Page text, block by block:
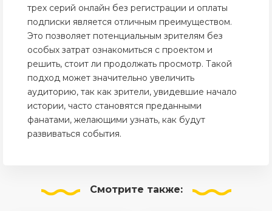
трех серий онлайн без регистрации и оплаты
подписки является отличным преимуществом.
Это позволяет потенциальным зрителям без
особых затрат ознакомиться с проектом и
решить, стоит ли продолжать просмотр. Такой
подход может значительно увеличить
аудиторию, так как зрители, увидевшие начало
истории, часто становятся преданными
фанатами, желающими узнать, как будут
развиваться события.
Смотрите также: